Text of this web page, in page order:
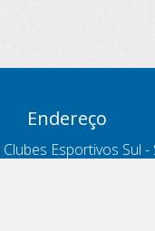
Endereço
Esportivos Sul -